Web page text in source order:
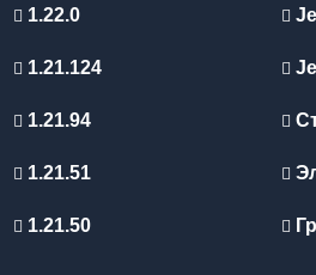
1.22.0
1.21.124
1.21.94
1.21.51
1.21.50